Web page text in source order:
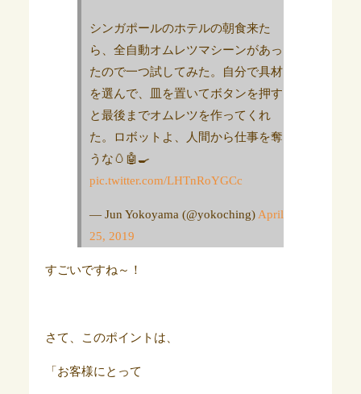
シンガポールのホテルの朝食来た
ら、全自動オムレツマシーンがあっ
たので一つ試してみた。自分で具材
を選んで、皿を置いてボタンを押す
と最後までオムレツを作ってくれ
た。ロボットよ、人間から仕事を奪
うな🥚🤖🍳
pic.twitter.com/LHTnRoYGCc
— Jun Yokoyama (@yokoching) April
25, 2019
すごいですね～！
さて、このポイントは、
「お客様にとって